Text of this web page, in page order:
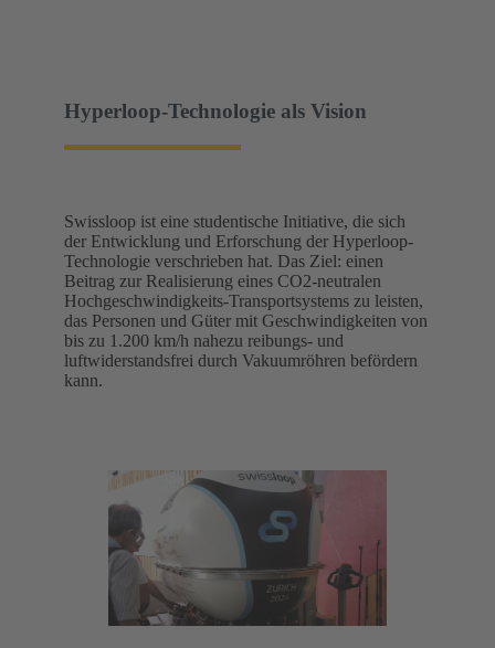
Hyperloop-Technologie als Vision
Swissloop ist eine studentische Initiative, die sich
der Entwicklung und Erforschung der Hyperloop-
Technologie verschrieben hat. Das Ziel: einen
Beitrag zur Realisierung eines CO2-neutralen
Hochgeschwindigkeits-Transportsystems zu leisten,
das Personen und Güter mit Geschwindigkeiten von
bis zu 1.200 km/h nahezu reibungs- und
luftwiderstandsfrei durch Vakuumröhren befördern
kann.